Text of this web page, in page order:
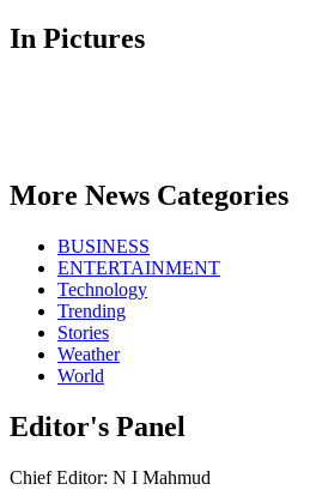
In Pictures
More News Categories
BUSINESS
ENTERTAINMENT
Technology
Trending
Stories
Weather
World
Editor's Panel
Chief Editor: N I Mahmud